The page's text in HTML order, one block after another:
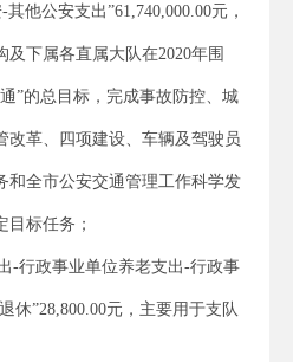
他公安支出”61,740,000.00元，
下属各直属大队在2020年围
”的总目标，完成事故防控、城
改革、四项建设、车辆及驾驶员
和全市公安交通管理工作科学发
目标任务；
-行政事业单位养老支出-行政事
休”28,800.00元，主要用于支队